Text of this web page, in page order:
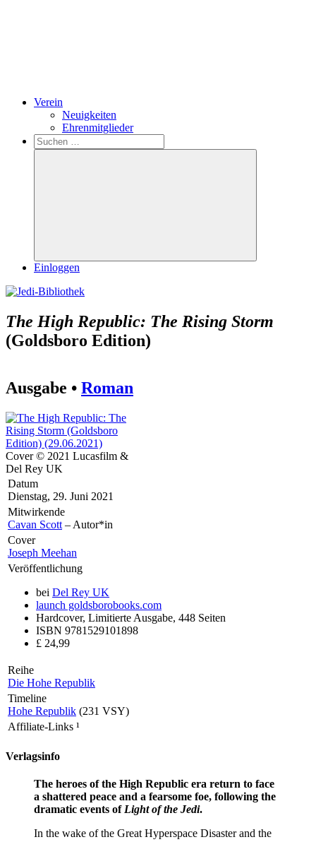
Verein
Neuigkeiten
Ehrenmitglieder
Search
Suchen
nach:
Suchen
Einloggen
The High Republic: The Rising Storm
(Goldsboro Edition)
Ausgabe • Roman
Cover © 2021 Lucasfilm &
Del Rey UK
Datum
Dienstag, 29. Juni 2021
Mitwirkende
Cavan Scott – Autor*in
Cover
Joseph Meehan
Veröffentlichung
bei Del Rey UK
launch goldsborobooks.com
Hardcover, Limitierte Ausgabe, 448 Seiten
ISBN 9781529101898
£ 24,99
Reihe
Die Hohe Republik
Timeline
Hohe Republik (231 VSY)
Affiliate-Links ¹
Verlagsinfo
The heroes of the High Republic era return to face
a shattered peace and a fearsome foe, following the
dramatic events of Light of the Jedi.
In the wake of the Great Hyperspace Disaster and the